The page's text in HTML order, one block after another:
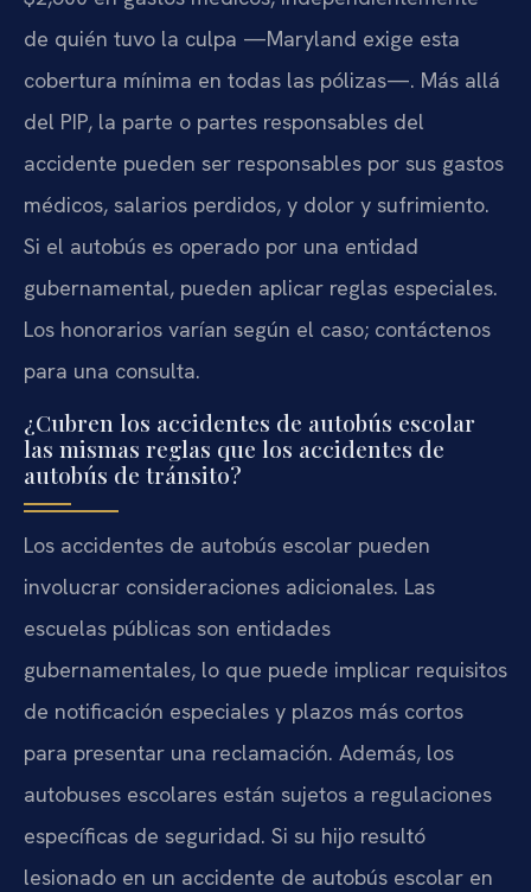
de quién tuvo la culpa —Maryland exige esta
cobertura mínima en todas las pólizas—. Más allá
del PIP, la parte o partes responsables del
accidente pueden ser responsables por sus gastos
médicos, salarios perdidos, y dolor y sufrimiento.
Si el autobús es operado por una entidad
gubernamental, pueden aplicar reglas especiales.
Los honorarios varían según el caso; contáctenos
para una consulta.
¿Cubren los accidentes de autobús escolar
las mismas reglas que los accidentes de
autobús de tránsito?
Los accidentes de autobús escolar pueden
involucrar consideraciones adicionales. Las
escuelas públicas son entidades
gubernamentales, lo que puede implicar requisitos
de notificación especiales y plazos más cortos
para presentar una reclamación. Además, los
autobuses escolares están sujetos a regulaciones
específicas de seguridad. Si su hijo resultó
lesionado en un accidente de autobús escolar en